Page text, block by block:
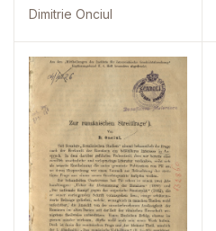
Dimitrie Onciul